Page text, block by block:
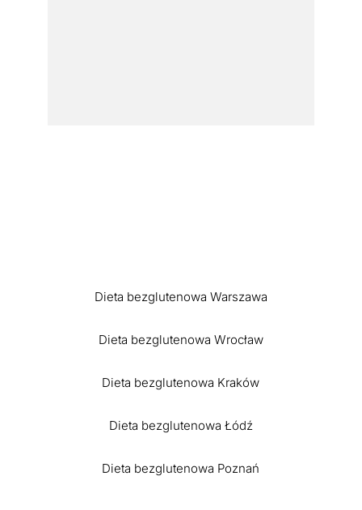
Dieta bezglutenowa Warszawa
Dieta bezglutenowa Wrocław
Dieta bezglutenowa Kraków
Dieta bezglutenowa Łódź
Dieta bezglutenowa Poznań